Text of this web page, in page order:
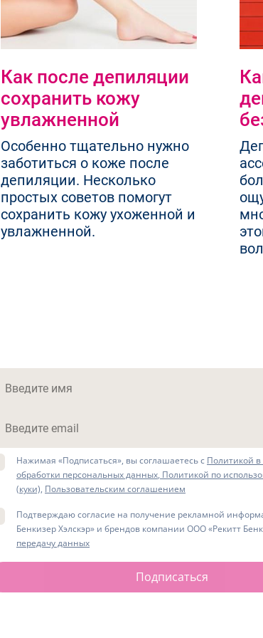
Как после депиляции
сохранить кожу
увлажненной
Особенно тщательно нужно
заботиться о коже после
депиляции. Несколько
простых советов помогут
сохранить кожу ухоженной и
увлажненной.
Нажимая «Подписаться», вы соглашаетесь с Политикой
обработки персональных данных, Политикой по
(куки), Пользовательским соглашением
Подтверждаю согласие на получение рекламной
Бенкизер Хэлскэр» и брендов компании ООО «Рекитт
передачу данных
Подписаться